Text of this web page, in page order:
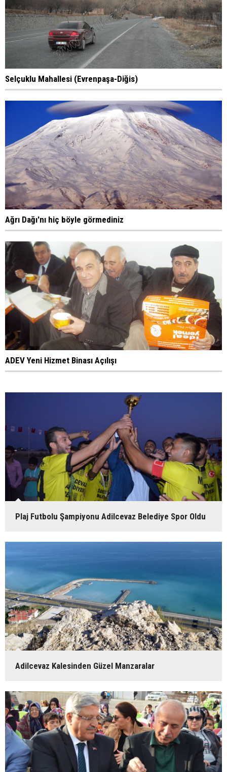
Selçuklu Mahallesi (Evrenpaşa-Diğis)
Ağrı Dağı'nı hiç böyle görmediniz
ADEV Yeni Hizmet Binası Açılışı
Plaj Futbolu Şampiyonu Adilcevaz Belediye Spor Oldu
Adilcevaz Kalesinden Güzel Manzaralar